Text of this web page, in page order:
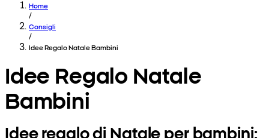
Home
/
Consigli
/
Idee Regalo Natale Bambini
Idee Regalo Natale
Bambini
Idee regalo di Natale per bambini: